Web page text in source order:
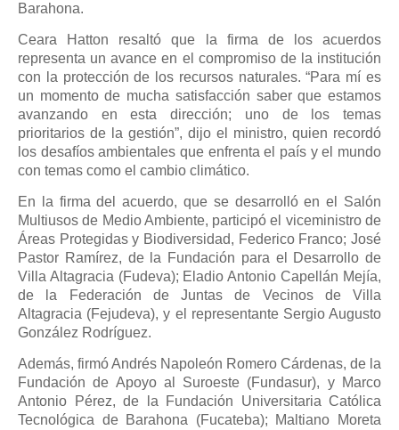
Barahona.
Ceara Hatton resaltó que la firma de los acuerdos
representa un avance en el compromiso de la institución
con la protección de los recursos naturales. “Para mí es
un momento de mucha satisfacción saber que estamos
avanzando en esta dirección; uno de los temas
prioritarios de la gestión”, dijo el ministro, quien recordó
los desafíos ambientales que enfrenta el país y el mundo
con temas como el cambio climático.
En la firma del acuerdo, que se desarrolló en el Salón
Multiusos de Medio Ambiente, participó el viceministro de
Áreas Protegidas y Biodiversidad, Federico Franco; José
Pastor Ramírez, de la Fundación para el Desarrollo de
Villa Altagracia (Fudeva); Eladio Antonio Capellán Mejía,
de la Federación de Juntas de Vecinos de Villa
Altagracia (Fejudeva), y el representante Sergio Augusto
González Rodríguez.
Además, firmó Andrés Napoleón Romero Cárdenas, de la
Fundación de Apoyo al Suroeste (Fundasur), y Marco
Antonio Pérez, de la Fundación Universitaria Católica
Tecnológica de Barahona (Fucateba); Maltiano Moreta